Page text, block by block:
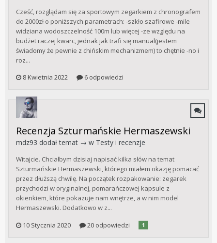
Cześć, rozglądam się za sportowym zegarkiem z chronografem
do 2000zł o poniższych parametrach: -szkło szafirowe -mile
widziana wodoszczelność 100m lub więcej -ze względu na
budżet raczej kwarc, jednak jak trafi się manual(jestem
świadomy że pewnie z chińskim mechanizmem) to chętnie -no i
roz...
8 Kwietnia 2022
6 odpowiedzi
Recenzja Szturmańskie Hermaszewski
mdz93 dodał temat → w Testy i recenzje
Witajcie. Chciałbym dzisiaj napisać kilka słów na temat
Szturmańskie Hermaszewski, którego miałem okazję pomacać
przez dłuższą chwilę. Na początek rozpakowanie: zegarek
przychodzi w oryginalnej, pomarańczowej kapsule z
okienkiem, które pokazuje nam wnętrze, a w nim model
Hermaszewski. Dodatkowo w z...
10 Stycznia 2020
20 odpowiedzi 1